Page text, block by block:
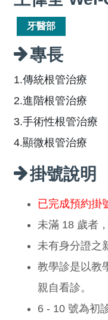
牙醫部
專長
1.傳統根管治療
2.進階根管治療
3.手術性根管治療
4.顯微根管治療
掛號說明
已完成預約掛
未滿 18 歲者
未有身分證之
教學診是以教
親自看診。
6 - 10 號為初